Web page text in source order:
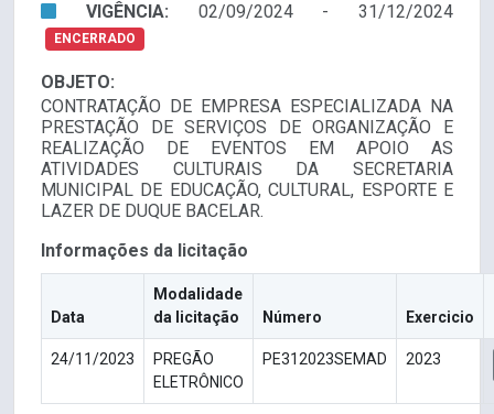
VIGÊNCIA: 02/09/2024 - 31/12/2024
ENCERRADO
OBJETO:
CONTRATAÇÃO DE EMPRESA ESPECIALIZADA NA
PRESTAÇÃO DE SERVIÇOS DE ORGANIZAÇÃO E
REALIZAÇÃO DE EVENTOS EM APOIO AS
ATIVIDADES CULTURAIS DA SECRETARIA
MUNICIPAL DE EDUCAÇÃO, CULTURAL, ESPORTE E
LAZER DE DUQUE BACELAR.
Informações da licitação
Data
Modalidade
da licitação
Número Exercicio
24/11/2023
PREGÃO
ELETRÔNICO
PE312023SEMAD 2023